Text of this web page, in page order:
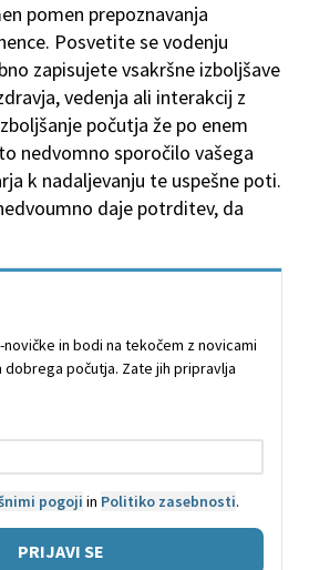
pomen prepoznavanja
Posvetite se vodenju
zapisujete vsakršne izboljšave
vedenja ali interakcij z
počutja že po enem
nedvomno sporočilo vašega
k nadaljevanju te uspešne poti.
daje potrditev, da
in bodi na tekočem z novicami
dobrega počutja. Zate jih pripravlja
pogoji in Politiko zasebnosti.
PRIJAVI SE